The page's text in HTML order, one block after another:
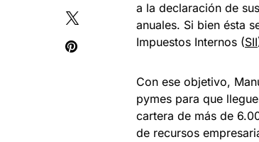
a la declaración de
anuales. Si bien ésta
Impuestos Internos (SII
Con ese objetivo,
pymes para que
cartera de más de
de recursos